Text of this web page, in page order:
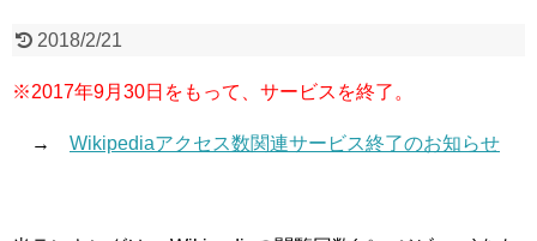
2018/2/21
※2017年9月30日をもって、サービスを終了。
→ Wikipediaアクセス数関連サービス終了のお知らせ